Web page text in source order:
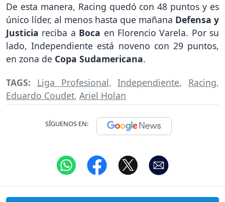
De esta manera, Racing quedó con 48 puntos y es
único líder, al menos hasta que mañana Defensa y
Justicia reciba a Boca en Florencio Varela. Por su
lado, Independiente está noveno con 29 puntos,
en zona de Copa Sudamericana.
TAGS: Liga Profesional,Independiente, Racing,
Eduardo Coudet, Ariel Holan
SÍGUENOS EN: